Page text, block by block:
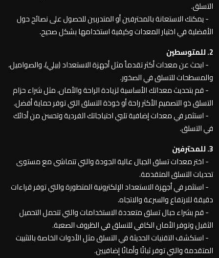
التسلق.
- يمكنك الاستعانة بالمحترفين أو المتدربين للحصول على نصائح حول
الأفضلية في اختيار المعدات وكيفية استخدامها بشكل صحيح.
2. للمتوسطين
- ابحث عن معدات أكثر تقدماً مثل أجهزة الاستعداد (بيلي)، والصواميل،
والمسطحات للتسلق في الصخور.
- قم بتحديث معداتك الأساسية لزيادة الراحة والأمان، مثل شراء حزام
التسلق ذو التصميم الأكثر راحة أو خوذة التسلق التي توفر حماية أفضل.
- استثمر في معدات إضافية تلبي احتياجاتك الفردية وتحسن من أدائك
في التسلق.
3. للمحترفين
- اختر معدات تسلق الجبال عالية الجودة والتي تتماشى مع مستوى
تحديات التسلق المتقدمة.
- استثمر في أجهزة الاستعداد الإلكترونية المتطورة والتي توفر قراءات
دقيقة للارتفاع والسرعة والاتجاه.
- قم بشراء حبال تسلق متعددة الاستخدامات والتي تتحمل التحميل
الثقيل وتوفر الأمان الكافي للتسلق في الظروف الصعبة.
- استكشف التقنيات الحديثة في التسلق مثل الأدوات الخاصة بالتثبيت
المتقدمة والتي توفر ثباتًا وأمانًا إضافيين.